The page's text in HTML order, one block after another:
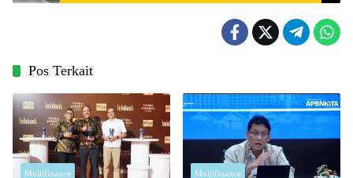
Pos Terkait
Multifinance Multifinance